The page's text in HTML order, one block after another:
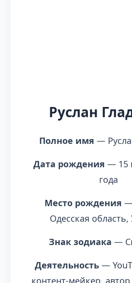
Руслан
Полное имя —
Дата рождения — 15
года
Место рождения —
Одесская
Знак зодиака —
Деятельность—
контент-мейкер,